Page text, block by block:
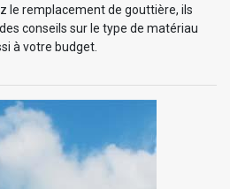
le remplacement de gouttière, ils
conseils sur le type de matériau
à votre budget.